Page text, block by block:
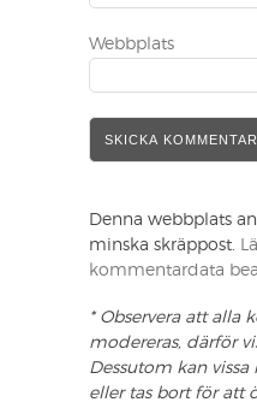
Webbplats
Denna webbplats
minska skräppost.
kommentardata
* Observera att alla
modereras, därför
Dessutom kan
eller tas bort för att